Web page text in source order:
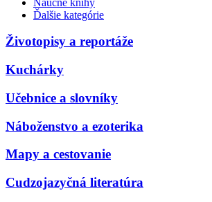
Ďalšie kategórie
Životopisy a reportáže
Kuchárky
Učebnice a slovníky
Náboženstvo a ezoterika
Mapy a cestovanie
Cudzojazyčná literatúra